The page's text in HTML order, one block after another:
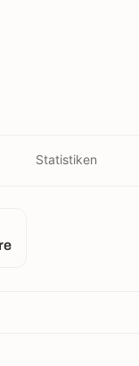
Statistiken